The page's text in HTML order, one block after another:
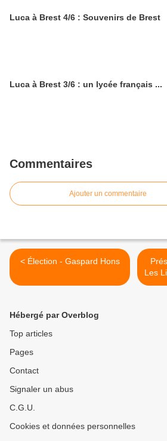
Luca à Brest 4/6 : Souvenirs de Brest
Luca à Brest 3/6 : un lycée français ...
Commentaires
Ajouter un commentaire
< Élection - Gaspard Hons
Hébergé par Overblog
Top articles
Pages
Contact
Signaler un abus
C.G.U.
Cookies et données personnelles